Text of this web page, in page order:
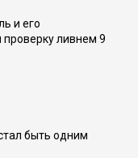
и его
ливнем 9
быть одним